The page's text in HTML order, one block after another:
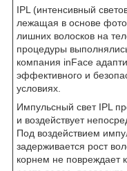
IPL (интенсивный
лежащая в основе
лишних волосков на
процедуры
компания inFace
эффективного и
условиях.
Импульсный свет IPL
и воздействует
Под воздействием
задерживается рост
корнем не повреждает